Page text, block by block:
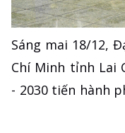
Sáng mai 18/12,
Chí Minh tỉnh Lai
- 2030 tiến hành